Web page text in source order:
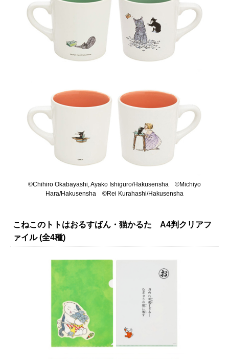
©Chihiro Okabayashi, Ayako Ishiguro/Hakusensha ©Michiyo
Hara/Hakusensha ©Rei Kurahashi/Hakusensha
こねこのトトはおるすばん・猫かるた A4判クリアフ
ァイル (全4種)